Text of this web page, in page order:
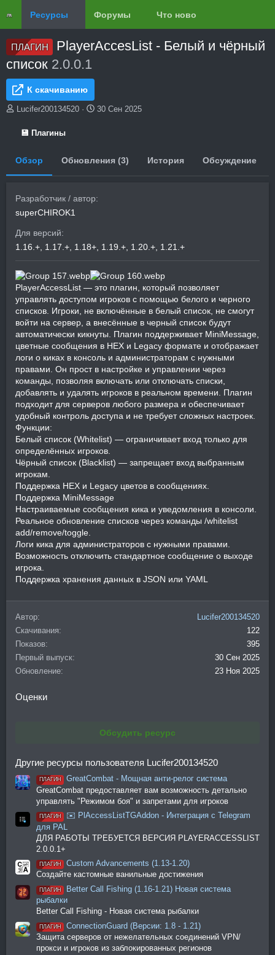
Ресурсы Форумы Что нового?
ПЛАГИН
PlayerAccesList - Белый и чёрный
список 2.0.0.1
К скачиванию
АLucifer200134520
Д
о
з
а
30 Сен 2025
💾 Плагины
Обзор Обновления (3) История Обсуждение
Разработчик / автор
superCHIROK1
Для версий
1.16.+ 1.17.+ 1.18+ 1.19.+ 1.20.+ 1.21.+
PlayerAccessList — это плагин, который позволяет
управлять доступом игроков с помощью белого и черного
списков. Игроки, не включённые в белый список, не смогут
войти на сервер, а внесённые в черный список будут
автоматически кикнуты. Плагин поддерживает MiniMessage,
цветные сообщения в HEX и Legacy формате и отображает
логи о киках в консоль и администраторам с нужными
правами. Он прост в настройке и управлении через
команды, позволяя включать или отключать списки,
добавлять и удалять игроков в реальном времени. Плагин
подходит для серверов любого размера и обеспечивает
удобный контроль доступа и не требует сложных настроек.
Функции:
Белый список (Whitelist) — ограничивает вход только для
определённых игроков.
Чёрный список (Blacklist) — запрещает вход выбранным
игрокам.
Поддержка HEX и Legacy цветов в сообщениях.
Поддержка MiniMessage
Настраиваемые сообщения кика и уведомления в консоли.
Реальное обновление списков через команды /whitelist
add/remove/toggle.
Логи кика для администраторов с нужными правами.
Возможность отключить стандартное сообщение о выходе
игрока.
Поддержка хранения данных в JSON или YAML
Автор
Lucifer200134520
Скачивания
122
Показов
395
Первый выпуск
30 Сен 2025
Обновление
23 Ноя 2025
Оценки
Обсудить ресурс
Другие ресурсы пользователя Lucifer200134520
ПЛАГИН
GreatCombat - Мощная анти-релог система
GreatCombat предоставляет вам возможность детально
управлять "Режимом боя" и запретами для игроков
ПЛАГИН
✉️ PlAccessListTGAddon - Интеграция с Telegram
для PAL
ДЛЯ РАБОТЫ ТРЕБУЕТСЯ ВЕРСИЯ PLAYERACCESSLIST
2.0.0.1+
ПЛАГИН
Custom Advancements (1.13-1.20)
Создайте кастомные ванильные достижения
ПЛАГИН
Better Call Fishing (1.16-1.21) Новая система
рыбалки
Better Call Fishing - Новая система рыбалки
ПЛАГИН
ConnectionGuard (Версии: 1.8 - 1.21)
Защита серверов от нежелательных соединений VPN/
прокси и игроков из заблокированных регионов